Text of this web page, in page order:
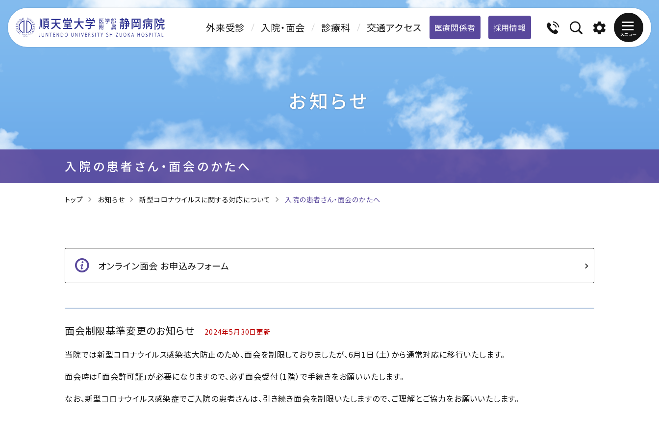
外来受診 入院・面会 診療科 交通アクセス 医療関係者 採用情報
お知らせ
入院の患者さん・面会のかたへ
トップ お知らせ 新型コロナウイルスに関する対応について 入院の患者さん・面会のかたへ
オンライン面会 お申込みフォーム
面会制限基準変更のお知らせ 2024年5月30日更新
当院では新型コロナウイルス感染拡大防止のため、面会を制限しておりましたが、6月1日（土）から通常対応に移行いたします。
面会時は「面会許可証」が必要になりますので、必ず面会受付（1階）で手続きをお願いいたします。
なお、新型コロナウイルス感染症でご入院の患者さんは、引き続き面会を制限いたしますので、ご理解とご協力をお願いいたします。